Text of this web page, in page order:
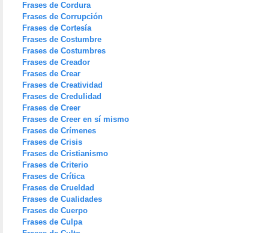
Frases de Cordura
Frases de Corrupción
Frases de Cortesía
Frases de Costumbre
Frases de Costumbres
Frases de Creador
Frases de Crear
Frases de Creatividad
Frases de Credulidad
Frases de Creer
Frases de Creer en sí mismo
Frases de Crímenes
Frases de Crisis
Frases de Cristianismo
Frases de Criterio
Frases de Crítica
Frases de Crueldad
Frases de Cualidades
Frases de Cuerpo
Frases de Culpa